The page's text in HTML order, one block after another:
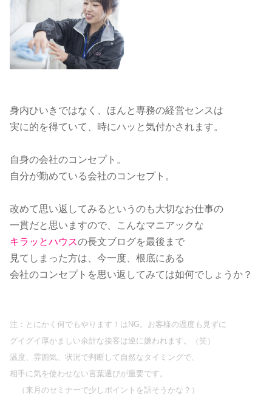
身内ひいきではなく、ほんと専務の経営センスは
実に的を得ていて、時にハッと気付かされます。
自身の会社のコンセプト。
自分が勤めている会社のコンセプト。
改めて思い返してみるというのも大切なお仕事の
一貫だと思いますので、こんなマニアックな
キラッとハウスの長文ブログを最後まで
見てしまった方は、今一度、根底にある
会社のコンセプトを思い返してみては如何でしょうか？
注：とにかく何でもやります！はNG。お客様の温度も見ずに
グイグイ厚かましい余計な接客は逆に嫌われます。（笑）
温度、雰囲気、状況で判断して自然なタイミングで、
相手に気を使わせない言葉選びが重要です。
（来月のセミナーで少しポイントを話そうかな？）